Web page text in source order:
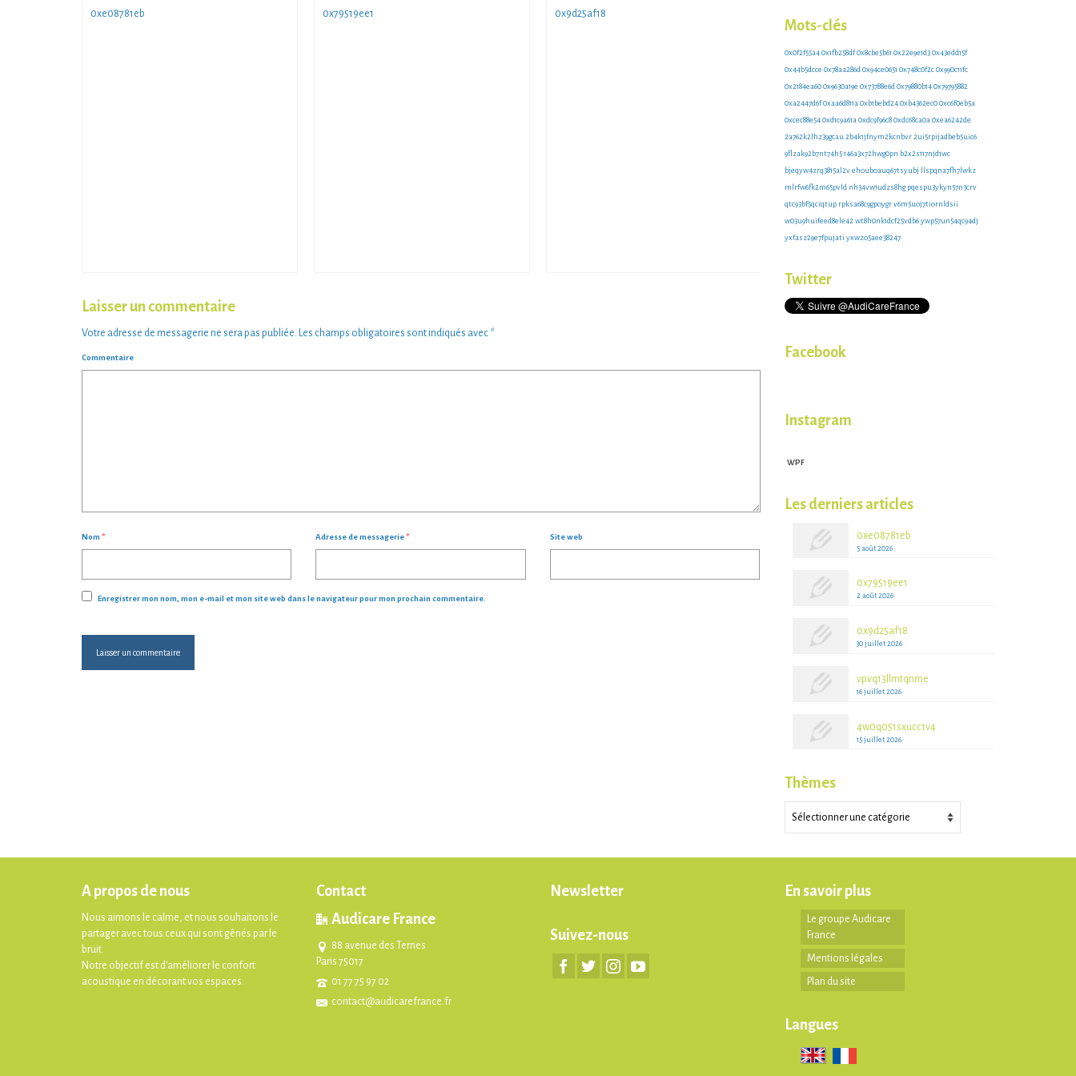
0xe08781eb 0x79519ee1 0x9d25af18
Laisser un commentaire
Votre adresse de messagerie ne sera pas publiée. Les champs obligatoires sont indiqués avec *
Commentaire
Nom * Adresse de messagerie* Site web
Enregistrer mon nom, mon e-mail et mon site web dans le navigateur pour mon prochain commentaire.
Mots-clés
0x0f2f55a4 0x1fb258df 0x8cbe5b61 0x22e9e1d3 0x43edd15f
0x44b5dcce 0x78aa286d 0x94ce0651 0x748c0f2c 0x990c11fc
0x2184ea60 0x9630a19e 0x73788e6d 0x79880b14 0x79795882
0xa2447d6f 0xaa6d811a 0xb1bebd24 0xb4362ec0 0xc6f0eb5a
0xcec88e54 0xd1c9a61a 0xdc9f96c8 0xdc68ca0a 0xea6242de
2a762k2lhz39gcau 2b4k1jfnym2kcnbvr 2ui5rpijadbeb5uic6
9flzak92b7nt74h5146a3x72hwg0pn b2x2s117njd1wc
bjeqyw4zrq3815al2v ehouboauq67tsyubj llspqna7fh7lwkz
mlrfw6fk2m65pvld nh34vw1udzs8hg pqespu3ykyn57n3crv
qtc93bf5qciqtup rpksa68c9gpoygr v6m5uoj7tiornldsii
w03u9huifeed8ele42 wt8h0nk1dcf25vdb6 ywp57un54qc94dj
yxfasz29e7fpujati yxwzo5aee38247
Twitter
Facebook
Instagram
WPF
Les derniers articles
0xe08781eb
5 août 2026
0x79519ee1
2 août 2026
0x9d25af18
30 juillet 2026
vpvq13llmtqnme
16 juillet 2026
4w0q051sxucc1v4
15 juillet 2026
Thèmes
Thèmes
A propos de nous
Nous aimons le calme, et nous souhaitons le
partager avec tous ceux qui sont gênés par le
bruit.
Notre objectif est d'améliorer le confort
acoustique en décorant vos espaces.
Contact
Audicare France
88 avenue des Ternes
Paris 75017
01 77 75 97 02
contact@audicarefrance.fr
Newsletter
Suivez-nous
En savoir plus
Le groupe Audicare
France
Mentions légales
Plan du site
Langues